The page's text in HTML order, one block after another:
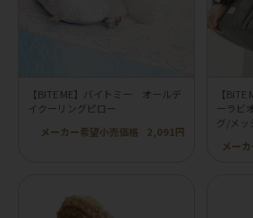
【BITE ME】バイトミー オールデ
イクーリングピロー
メーカー希望小売価格
2,091円
【
ーラビ
グ/メ
メー